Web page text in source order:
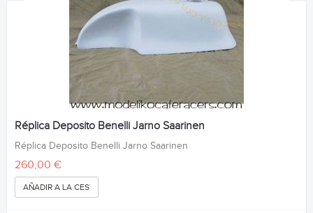
Réplica Deposito Benelli Jarno Saarinen
Réplica Deposito Benelli Jarno Saarinen
260,00 €
AÑADIR A LA CESTA